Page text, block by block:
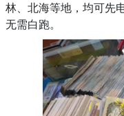
林、北海等地，均可先
无需白跑。